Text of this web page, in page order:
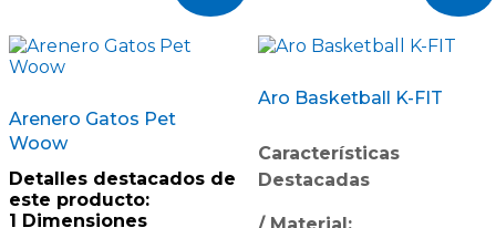
Arenero Gatos Pet
Woow
Detalles destacados de
este producto:
1 Dimensiones
Aro Basketball K-FIT
Características
Destacadas